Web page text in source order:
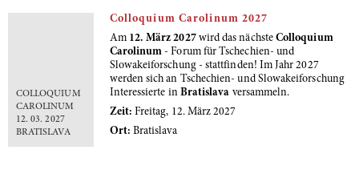
COLLOQUIUM
CAROLINUM
12. 03. 2027
BRATISLAVA
Colloquium Carolinum 2027
Am 12. März 2027 wird das nächste Colloquium
Carolinum - Forum für Tschechien- und
Slowakeiforschung - stattfinden! Im Jahr 2027
werden sich an Tschechien- und Slowakeiforschung
Interessierte in Bratislava versammeln.
Zeit: Freitag, 12. März 2027
Ort: Bratislava